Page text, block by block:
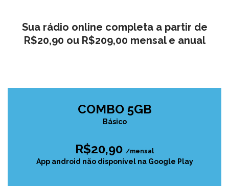
Sua rádio online completa a partir de
R$20,90 ou R$209,00 mensal e anual
COMBO 5GB
Básico
R$20,90 /mensal
App android não disponível na Google Play